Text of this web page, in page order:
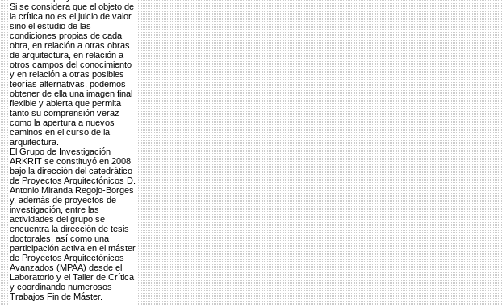
Si se considera que el objeto de
la crítica no es el juicio de valor
sino el estudio de las
condiciones propias de cada
obra, en relación a otras obras
de arquitectura, en relación a
otros campos del conocimiento
y en relación a otras posibles
teorías alternativas, podemos
obtener de ella una imagen final
flexible y abierta que permita
tanto su comprensión veraz
como la apertura a nuevos
caminos en el curso de la
arquitectura.
El Grupo de Investigación
ARKRIT se constituyó en 2008
bajo la dirección del catedrático
de Proyectos Arquitectónicos D.
Antonio Miranda Regojo-Borges
y, además de proyectos de
investigación, entre las
actividades del grupo se
encuentra la dirección de tesis
doctorales, así como una
participación activa en el máster
de Proyectos Arquitectónicos
Avanzados (MPAA) desde el
Laboratorio y el Taller de Crítica
y coordinando numerosos
Trabajos Fin de Máster.